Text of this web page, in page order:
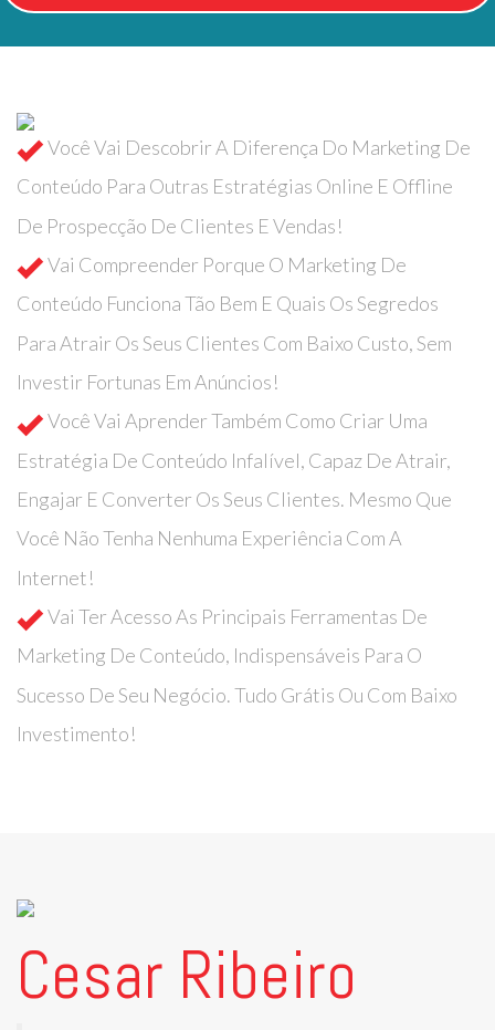
Você Vai Descobrir A Diferença Do Marketing De
Conteúdo Para Outras Estratégias Online E Offline
De Prospecção De Clientes E Vendas!
Vai Compreender Porque O Marketing De
Conteúdo Funciona Tão Bem E Quais Os Segredos
Para Atrair Os Seus Clientes Com Baixo Custo, Sem
Investir Fortunas Em Anúncios!
Você Vai Aprender Também Como Criar Uma
Estratégia De Conteúdo Infalível, Capaz De Atrair,
Engajar E Converter Os Seus Clientes. Mesmo Que
Você Não Tenha Nenhuma Experiência Com A
Internet!
Vai Ter Acesso As Principais Ferramentas De
Marketing De Conteúdo, Indispensáveis Para O
Sucesso De Seu Negócio. Tudo Grátis Ou Com Baixo
Investimento!
Cesar Ribeiro